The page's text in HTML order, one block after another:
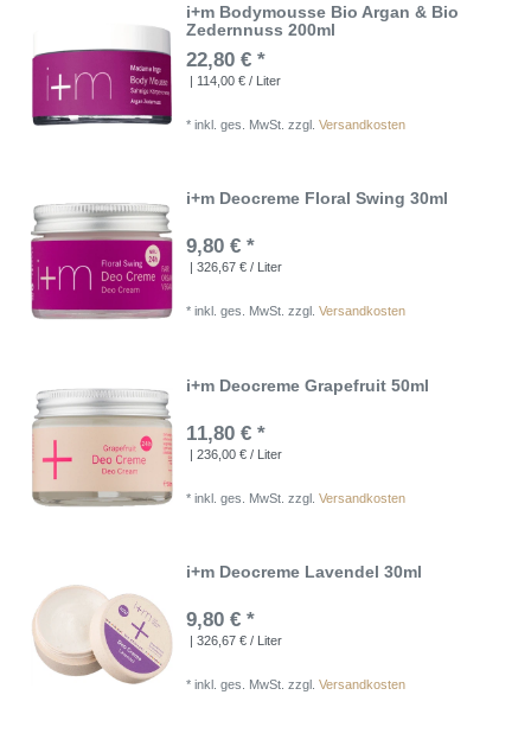
i+m Bodymousse Bio Argan & Bio
Zedernnuss 200ml
22,80 € *
| 114,00 € / Liter
*inkl. ges. MwSt. zzgl.Versandkosten
i+m Deocreme Floral Swing 30ml
9,80 € *
| 326,67 € / Liter
*inkl. ges. MwSt. zzgl.Versandkosten
i+m Deocreme Grapefruit 50ml
11,80 € *
| 236,00 € / Liter
*inkl. ges. MwSt. zzgl.Versandkosten
i+m Deocreme Lavendel 30ml
9,80 € *
| 326,67 € / Liter
*inkl. ges. MwSt. zzgl.Versandkosten